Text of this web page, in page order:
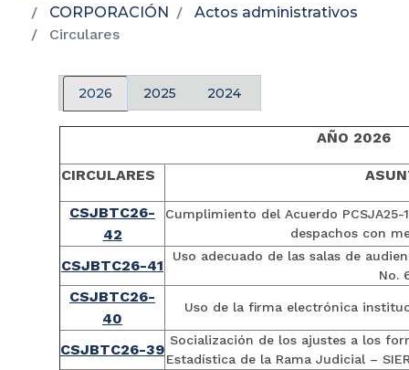
CORPORACIÓN
Actos administrativos
Circulares
2026 2025 2024
AÑO 2026
CIRCULARES
CSJBTC26-
42
Cumplimiento del Acuerdo
despachos con
CSJBTC26-41
Uso adecuado de las salas de
No.
CSJBTC26-
40
Uso de la firma electrónica
CSJBTC26-39
Socialización de los ajustes a los
Estadística de la Rama Judicial –